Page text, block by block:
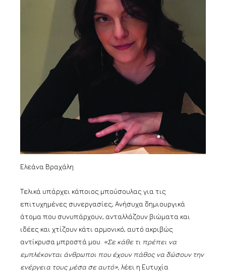
Ελεάνα Βραχάλη
Τελικά υπάρχει κάποιος μπούσουλας για τις
επιτυχημένες συνεργασίες; Ανήσυχα δημιουργικά
άτομα που συνυπάρχουν, ανταλλάζουν βιώματα και
ιδέες και χτίζουν κάτι αρμονικό, αυτό ακριβώς
αντίκρυσα μπροστά μου. «Σε κάθε τι πρέπει να
εμπλέκονται άνθρωποι που έχουν πάθος να δώσουν την
ενέργεια τους μέσα σε αυτό», λέει η Ευτυχία